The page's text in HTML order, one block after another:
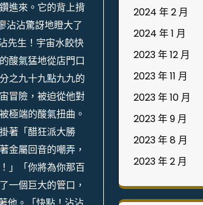
進來。它的背上揹
沾沾驚訝地瞪大了
先生！宇宙水餃快
酸氣猛地從店門口
之九十九點九九的
冒險，被迫從他對
極端的酸氣扭曲。
著「醋狂派大勝
金屬回音的嘲弄，
」「你將為你那百
一個巨大的管口，
2024 年 2 月
2024 年 1 月
2023 年 12 月
2023 年 11 月
2023 年 10 月
2023 年 9 月
2023 年 8 月
2023 年 2 月